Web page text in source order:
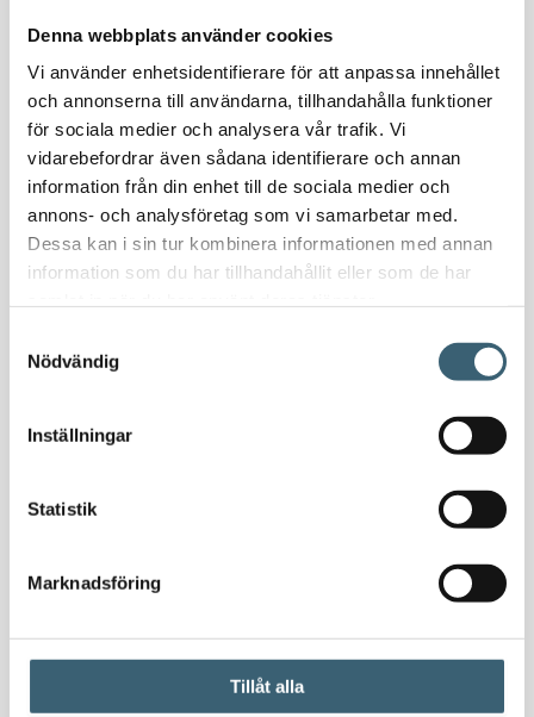
Denna webbplats använder cookies
Vi använder enhetsidentifierare för att anpassa innehållet
och annonserna till användarna, tillhandahålla funktioner
för sociala medier och analysera vår trafik. Vi
vidarebefordrar även sådana identifierare och annan
information från din enhet till de sociala medier och
annons- och analysföretag som vi samarbetar med.
Dessa kan i sin tur kombinera informationen med annan
information som du har tillhandahållit eller som de har
Nödvändig
Inställningar
Statistik
Marknadsföring
Tillåt alla
Oljeavskiljare & Fettavskiljare
Specialsvetsade lagringstankar
Ståltankar för lagring, transport & process
AdBlue
AdBluetankar
AdBlue transporttankar
AdBluepumpar & tillbehör
Dieseltank reservdelar & tillbehör
Dieseltankar ADR 500-3000 liter
Bensin
Kemikalietankar